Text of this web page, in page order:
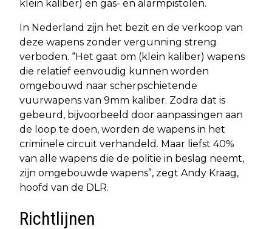
klein kaliber) en gas- en alarmpistolen.
In Nederland zijn het bezit en de verkoop van
deze wapens zonder vergunning streng
verboden. “Het gaat om (klein kaliber) wapens
die relatief eenvoudig kunnen worden
omgebouwd naar scherpschietende
vuurwapens van 9mm kaliber. Zodra dat is
gebeurd, bijvoorbeeld door aanpassingen aan
de loop te doen, worden de wapens in het
criminele circuit verhandeld. Maar liefst 40%
van alle wapens die de politie in beslag neemt,
zijn omgebouwde wapens”, zegt Andy Kraag,
hoofd van de DLR.
Richtlijnen